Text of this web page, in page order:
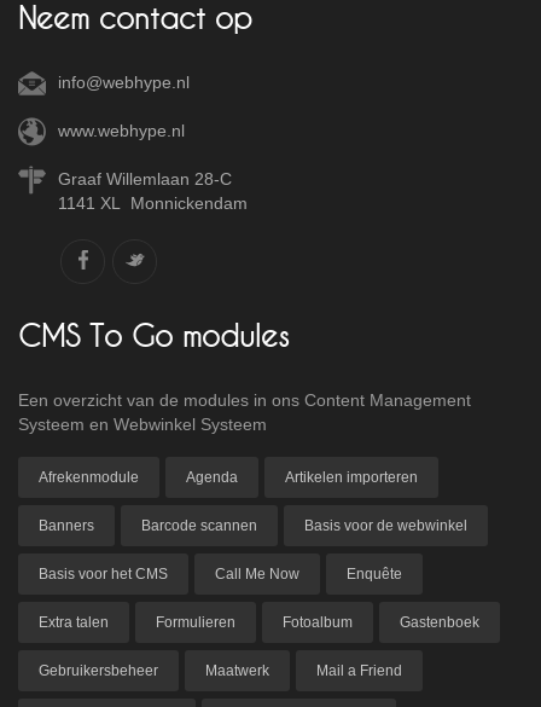
Neem contact op
info@webhype.nl
www.webhype.nl
Graaf Willemlaan 28-C
1141 XL Monnickendam
CMS To Go modules
Een overzicht van de modules in ons Content Management
Systeem en Webwinkel Systeem
Afrekenmodule Agenda Artikelen importeren
Banners Barcode scannen Basis voor de webwinkel
Basis voor het CMS Call Me Now Enquête
Extra talen Formulieren Fotoalbum Gastenboek
Gebruikersbeheer Maatwerk Mail a Friend